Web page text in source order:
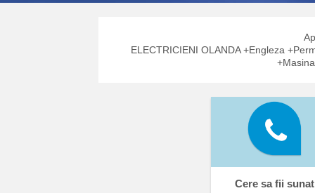
ELECTRICIENI OLANDA +Engleza
Cere sa fii sunat